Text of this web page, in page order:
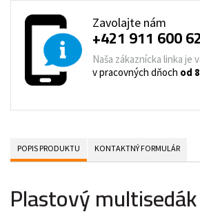
Zavolajte nám
+421 911 600
Naša zákaznícka linka je
v pracovných dňoch od
POPIS PRODUKTU KONTAKTNÝ FORMULÁR
Plastový